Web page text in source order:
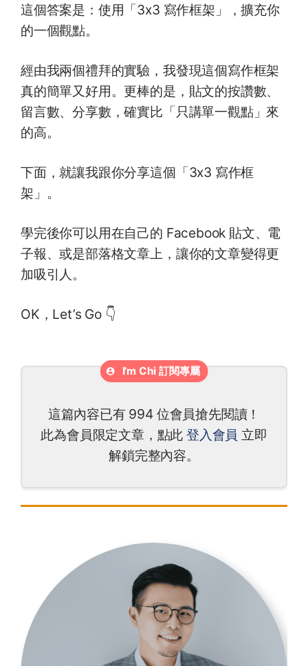
這個答案是：使用「3x3 寫作框架」，擴充你
的一個觀點。
經由我兩個禮拜的實驗，我發現這個寫作框架
真的簡單又好用。更棒的是，貼文的按讚數、
留言數、分享數，確實比「只講單一觀點」來
的高。
下面，就讓我跟你分享這個「3x3 寫作框
架」。
學完後你可以用在自己的 Facebook 貼文、電
子報、或是部落格文章上，讓你的文章變得更
加吸引人。
OK，Let’s Go 👇
這篇內容已有 994 位會員搶先閱讀！
此為會員限定文章，點此登入會員 立即
解鎖完整內容。